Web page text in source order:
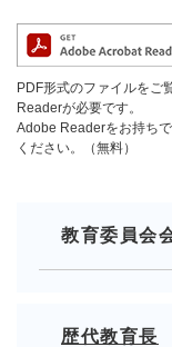
PDF形式のファイルをご
Readerが必要です。
Adobe Readerをお持ち
ください。（無料）
教育委員会
歴代教育長